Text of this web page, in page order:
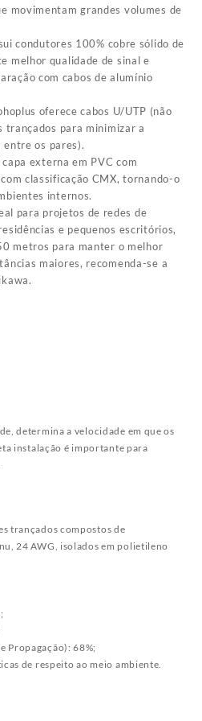
movimentam grandes volumes de
condutores 100% cobre sólido de
melhor qualidade de sinal e
com cabos de alumínio
oferece cabos U/UTP (não
trançados para minimizar a
os pares).
capa externa em PVC com
classificação CMX, tornando-o
internos.
para projetos de redes de
e pequenos escritórios,
metros para manter o melhor
maiores, recomenda-se a
determina a velocidade em que os
instalação é importante para
trançados compostos de
24 AWG, isolados em polietileno
Propagação): 68%;
de respeito ao meio ambiente.